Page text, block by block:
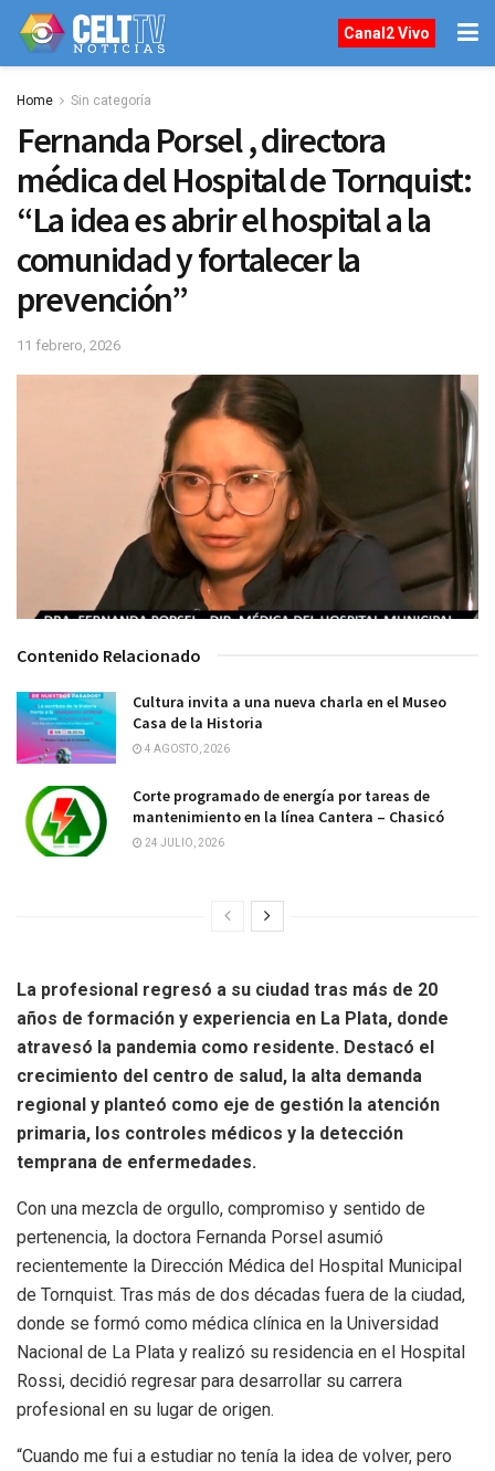
Canal2 Vivo
Home Sin categoría
Fernanda Porsel , directora
médica del Hospital de Tornquist:
“La idea es abrir el hospital a la
comunidad y fortalecer la
prevención”
11 febrero, 2026
Contenido Relacionado
Cultura invita a una nueva charla en el Museo
Casa de la Historia
4 AGOSTO, 2026
Corte programado de energía por tareas de
mantenimiento en la línea Cantera – Chasicó
24 JULIO, 2026
La profesional regresó a su ciudad tras más de 20
años de formación y experiencia en La Plata, donde
atravesó la pandemia como residente. Destacó el
crecimiento del centro de salud, la alta demanda
regional y planteó como eje de gestión la atención
primaria, los controles médicos y la detección
temprana de enfermedades.
Con una mezcla de orgullo, compromiso y sentido de
pertenencia, la doctora Fernanda Porsel asumió
recientemente la Dirección Médica del Hospital Municipal
de Tornquist. Tras más de dos décadas fuera de la ciudad,
donde se formó como médica clínica en la Universidad
Nacional de La Plata y realizó su residencia en el Hospital
Rossi, decidió regresar para desarrollar su carrera
profesional en su lugar de origen.
“Cuando me fui a estudiar no tenía la idea de volver, pero